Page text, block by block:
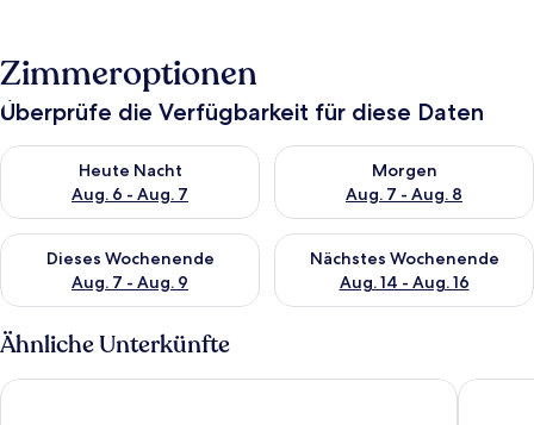
Zimmeroptionen
Überprüfe die Verfügbarkeit für diese Daten
Heute Nacht
Aug. 6 - Aug. 7
Überprüfe die Verfügbarkeit für heute Nacht, Aug. 6 - Aug. 7.
Morgen
Aug. 7 - Aug. 8
Überprüfe die Verfügbarkeit
Dieses Wochenende
Aug. 7 - Aug. 9
Überprüfe die Verfügbarkeit für dieses Wochenende, Aug. 7
Nächstes Wochenende
Aug. 14 - Aug. 16
Überprüfe die Verfügbarkeit
Ähnliche Unterkünfte
The Westfield The